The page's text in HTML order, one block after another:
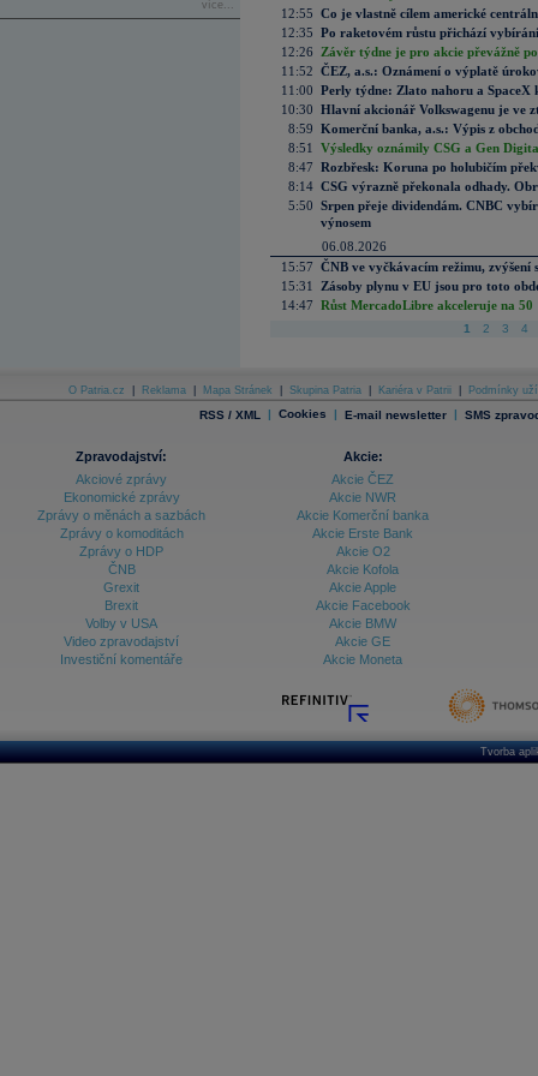
více...
12:55 Co je vlastně cílem americké
12:35 Po raketovém růstu přichází
12:26
Závěr týdne je pro akcie převážně
11:52 ČEZ, a.s.: Oznámení o výplatě
11:00 Perly týdne: Zlato nahoru a SpaceX
10:30 Hlavní akcionář Volkswagenu je ve
8:59 Komerční banka, a.s.: Výpis z
8:51
Výsledky oznámily CSG a Gen
8:47 Rozbřesk: Koruna po holubičím
8:14 CSG výrazně překonala odhady.
5:50 Srpen přeje dividendám. CNBC
výnosem
06.08.2026
15:57 ČNB ve vyčkávacím režimu, zvýšení
15:31
Zásoby plynu v EU jsou pro toto
14:47 Růst MercadoLibre akceleruje na
1 2 3 4
O Patria.cz Reklama Mapa Stránek Skupina Patria Kariéra v Patrii Podmínky
RSS / XML | Cookies | E-mail newsletter | SMS
Zpravodajství:
Akciové zprávy
Ekonomické zprávy
Zprávy o měnách a sazbách
Zprávy o komoditách
Zprávy o HDP
ČNB
Grexit
Brexit
Volby v USA
Video zpravodajství
Investiční komentáře
Akcie:
Akcie ČEZ
Akcie NWR
Akcie Komerční banka
Akcie Erste Bank
Akcie O2
Akcie Kofola
Akcie Apple
Akcie Facebook
Akcie BMW
Akcie GE
Akcie Moneta
Tvorba